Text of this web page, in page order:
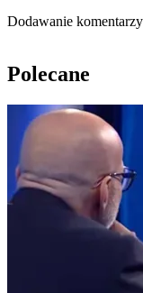
Dodawanie
Polecane